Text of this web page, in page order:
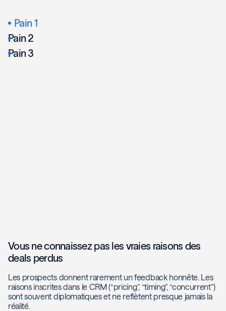
Pain 1
Pain 2
Pain 3
Vous ne connaissez pas les vraies raisons des
deals perdus
Les prospects donnent rarement un feedback honnête. Les
raisons inscrites dans le CRM (“pricing”, “timing”, “concurrent”)
sont souvent diplomatiques et ne reflètent presque jamais la
réalité.